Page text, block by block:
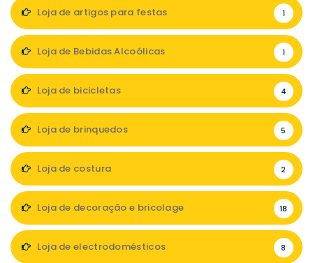
Loja de artigos para festas 1
Loja de Bebidas Alcoólicas 1
Loja de bicicletas 4
Loja de brinquedos 5
Loja de costura 2
Loja de decoração e bricolage 18
Loja de electrodomésticos 8